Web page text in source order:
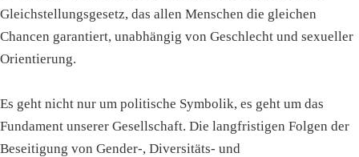
Gleichstellungsgesetz, das allen Menschen die gleichen
Chancen garantiert, unabhängig von Geschlecht und sexueller
Orientierung.
Es geht nicht nur um politische Symbolik, es geht um das
Fundament unserer Gesellschaft. Die langfristigen Folgen der
Beseitigung von Gender-, Diversitäts- und